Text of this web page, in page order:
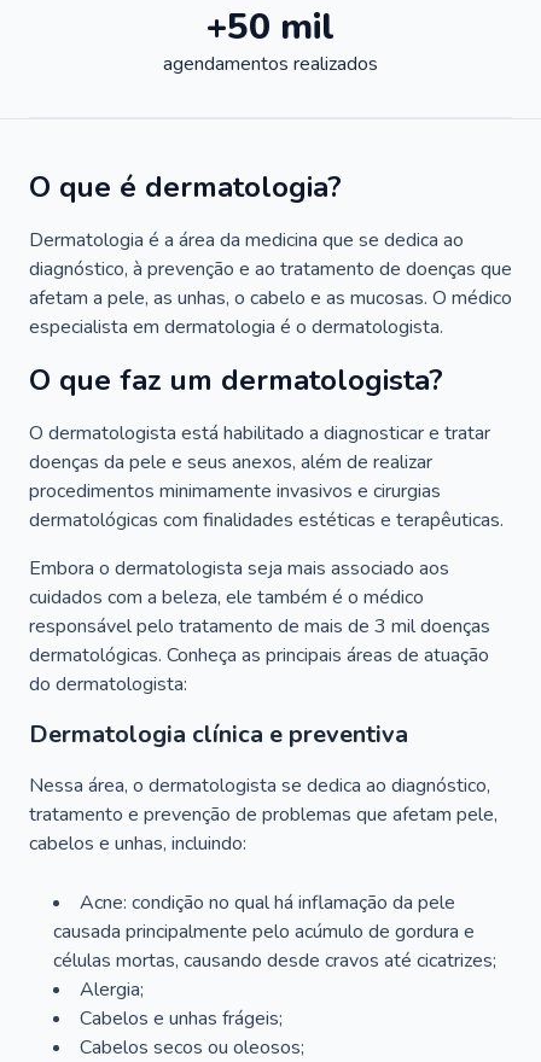
+50 mil
agendamentos realizados
O que é dermatologia?
Dermatologia é a área da medicina que se dedica ao
diagnóstico, à prevenção e ao tratamento de doenças que
afetam a pele, as unhas, o cabelo e as mucosas. O médico
especialista em dermatologia é o dermatologista.
O que faz um dermatologista?
O dermatologista está habilitado a diagnosticar e tratar
doenças da pele e seus anexos, além de realizar
procedimentos minimamente invasivos e cirurgias
dermatológicas com finalidades estéticas e terapêuticas.
Embora o dermatologista seja mais associado aos
cuidados com a beleza, ele também é o médico
responsável pelo tratamento de mais de 3 mil doenças
dermatológicas. Conheça as principais áreas de atuação
do dermatologista:
Dermatologia clínica e preventiva
Nessa área, o dermatologista se dedica ao diagnóstico,
tratamento e prevenção de problemas que afetam pele,
cabelos e unhas, incluindo:
Acne: condição no qual há inflamação da pele
causada principalmente pelo acúmulo de gordura e
células mortas, causando desde cravos até cicatrizes;
Alergia;
Cabelos e unhas frágeis;
Cabelos secos ou oleosos;